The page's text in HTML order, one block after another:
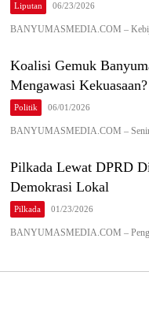
Liputan 06/23/2026
BANYUMASMEDIA.COM –
Koalisi Gemuk
Mengawasi Kekuasaan?
Politik 06/01/2026
BANYUMASMEDIA.COM –
Pilkada Lewat DPRD
Demokrasi Lokal
Pilkada 01/23/2026
BANYUMASMEDIA.COM –